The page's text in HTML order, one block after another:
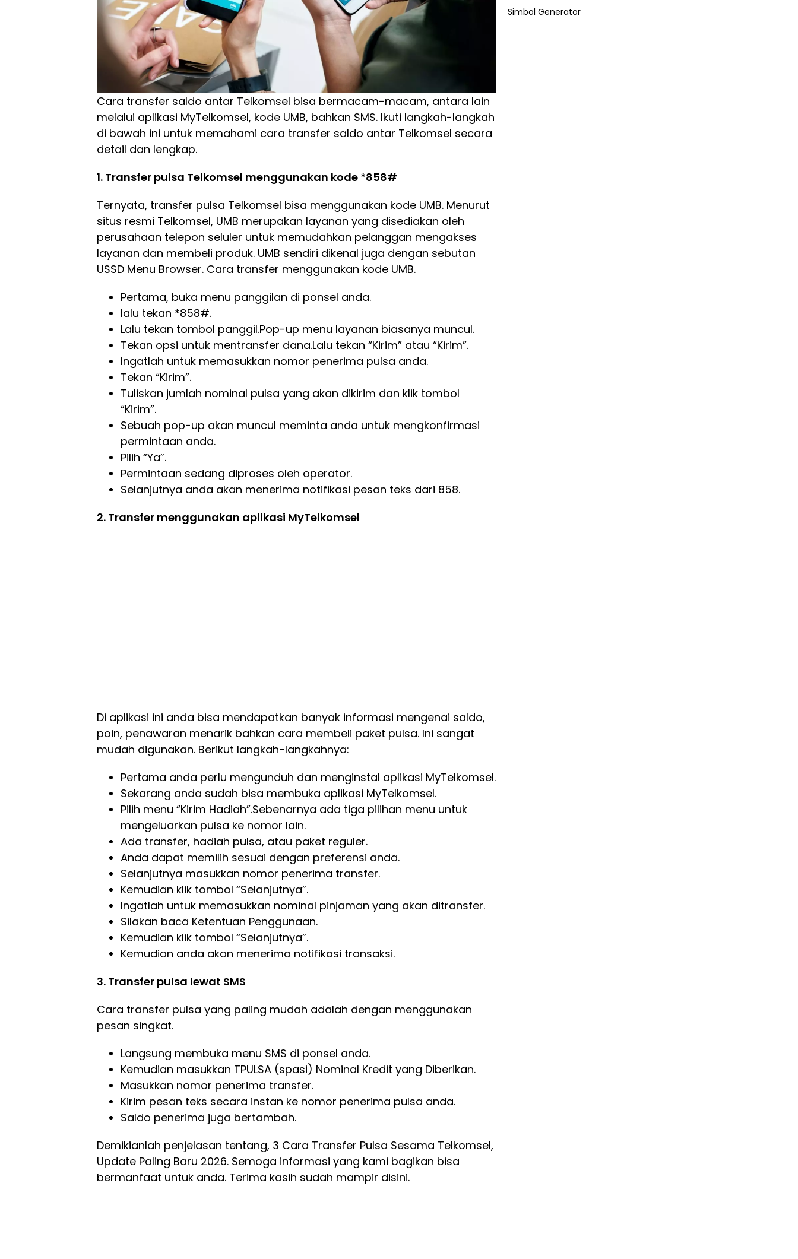
Cara transfer saldo antar Telkomsel bisa bermacam-macam, antara lain
melalui aplikasi MyTelkomsel, kode UMB, bahkan SMS. Ikuti langkah-langkah
di bawah ini untuk memahami cara transfer saldo antar Telkomsel secara
detail dan lengkap.
1. Transfer pulsa Telkomsel menggunakan kode *858#
Ternyata, transfer pulsa Telkomsel bisa menggunakan kode UMB. Menurut
situs resmi Telkomsel, UMB merupakan layanan yang disediakan oleh
perusahaan telepon seluler untuk memudahkan pelanggan mengakses
layanan dan membeli produk. UMB sendiri dikenal juga dengan sebutan
USSD Menu Browser. Cara transfer menggunakan kode UMB.
Pertama, buka menu panggilan di ponsel anda.
lalu tekan *858#.
Lalu tekan tombol panggil.Pop-up menu layanan biasanya muncul.
Tekan opsi untuk mentransfer dana.Lalu tekan “Kirim” atau “Kirim”.
Ingatlah untuk memasukkan nomor penerima pulsa anda.
Tekan “Kirim”.
Tuliskan jumlah nominal pulsa yang akan dikirim dan klik tombol
“Kirim”.
Sebuah pop-up akan muncul meminta anda untuk mengkonfirmasi
permintaan anda.
Pilih “Ya”.
Permintaan sedang diproses oleh operator.
Selanjutnya anda akan menerima notifikasi pesan teks dari 858.
2. Transfer menggunakan aplikasi MyTelkomsel
Di aplikasi ini anda bisa mendapatkan banyak informasi mengenai saldo,
poin, penawaran menarik bahkan cara membeli paket pulsa. Ini sangat
mudah digunakan. Berikut langkah-langkahnya:
Pertama anda perlu mengunduh dan menginstal aplikasi MyTelkomsel.
Sekarang anda sudah bisa membuka aplikasi MyTelkomsel.
Pilih menu “Kirim Hadiah”.Sebenarnya ada tiga pilihan menu untuk
mengeluarkan pulsa ke nomor lain.
Ada transfer, hadiah pulsa, atau paket reguler.
Anda dapat memilih sesuai dengan preferensi anda.
Selanjutnya masukkan nomor penerima transfer.
Kemudian klik tombol “Selanjutnya”.
Ingatlah untuk memasukkan nominal pinjaman yang akan ditransfer.
Silakan baca Ketentuan Penggunaan.
Kemudian klik tombol “Selanjutnya”.
Kemudian anda akan menerima notifikasi transaksi.
3. Transfer pulsa lewat SMS
Cara transfer pulsa yang paling mudah adalah dengan menggunakan
pesan singkat.
Langsung membuka menu SMS di ponsel anda.
Kemudian masukkan TPULSA (spasi) Nominal Kredit yang Diberikan.
Masukkan nomor penerima transfer.
Kirim pesan teks secara instan ke nomor penerima pulsa anda.
Saldo penerima juga bertambah.
Demikianlah penjelasan tentang, 3 Cara Transfer Pulsa Sesama Telkomsel,
Update Paling Baru 2026. Semoga informasi yang kami bagikan bisa
bermanfaat untuk anda. Terima kasih sudah mampir disini.
Simbol Generator